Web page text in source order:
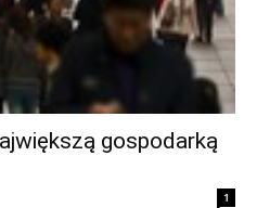
gospodarką
1